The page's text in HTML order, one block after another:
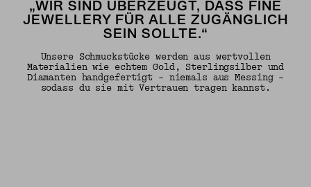
„WIR SIND ÜBERZEUGT, DASS FINE
JEWELLERY FÜR ALLE ZUGÄNGLICH
SEIN SOLLTE.“
Unsere Schmuckstücke werden aus wertvollen
Materialien wie echtem Gold, Sterlingsilber und
Diamanten handgefertigt – niemals aus Messing –
sodass du sie mit Vertrauen tragen kannst.